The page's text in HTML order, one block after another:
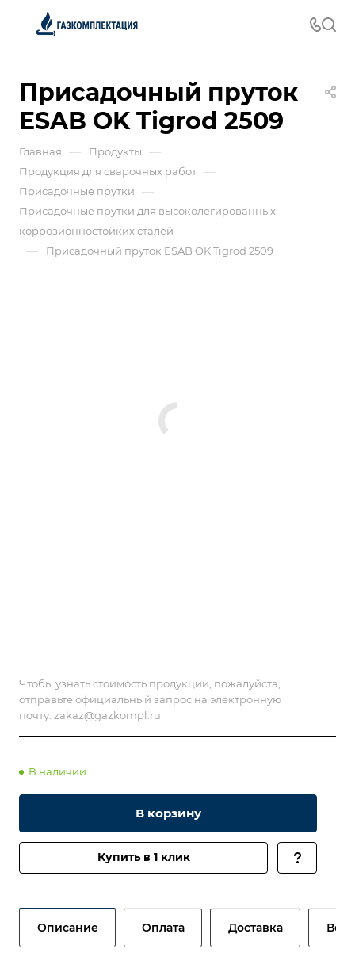
Присадочный пруток
ESAB OK Tigrod 2509
Главная — Продукты —
Продукция для сварочных работ —
Присадочные прутки —
Присадочные прутки для высоколегированных
коррозионностойких сталей
— Присадочный пруток ESAB OK Tigrod 2509
Чтобы узнать стоимость продукции, пожалуйста,
отправьте официальный запрос на электронную
почту: zakaz@gazkompl.ru
В наличии
В корзину
Купить в 1 клик
Описание Оплата Доставка